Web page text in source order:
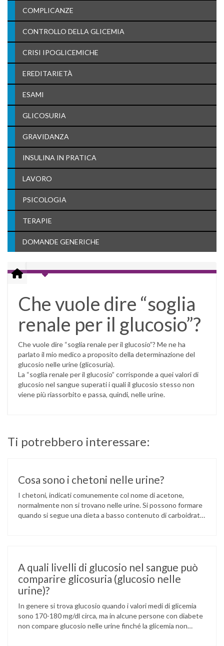
COMPLICANZE
CONTROLLO DELLA GLICEMIA
CRISI IPOGLICEMICHE
EREDITARIETÀ
ESAMI
GLICOSURIA
GRAVIDANZA
INSULINA IN PRATICA
LAVORO
PSICOLOGIA
TERAPIE
DOMANDE GENERICHE
Che vuole dire “soglia
renale per il glucosio”?
Che vuole dire “soglia renale per il glucosio”? Me ne ha
parlato il mio medico a proposito della determinazione del
glucosio nelle urine (glicosuria).
La “soglia renale per il glucosio” corrisponde a quei valori di
glucosio nel sangue superati i quali il glucosio stesso non
viene più riassorbito e passa, quindi, nelle urine.
Ti potrebbero interessare:
Cosa sono i chetoni nelle urine?
I chetoni, indicati comunemente col nome di acetone,
normalmente non si trovano nelle urine. Si possono formare
quando si segue una dieta a basso contenuto di carboidrati
A quali livelli di glucosio nel sangue può
comparire glicosuria (glucosio nelle
urine)?
In genere si trova glucosio quando i valori medi di glicemia
sono 170-180 mg/dl circa, ma in alcune persone con diabete
non compare glucosio nelle urine finché la glicemia non